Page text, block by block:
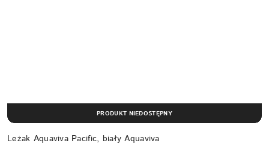
Leżak Aquaviva Pacific, biały Aquaviva
PRODUKT NIEDOSTĘPNY